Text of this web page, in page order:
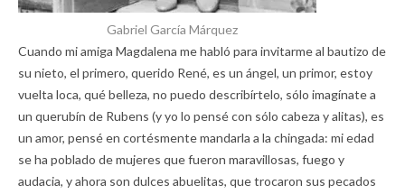
Gabriel García Márquez
Cuando mi amiga Magdalena me habló para invitarme al bautizo de
su nieto, el primero, querido René, es un ángel, un primor, estoy
vuelta loca, qué belleza, no puedo describírtelo, sólo imagínate a
un querubín de Rubens (y yo lo pensé con sólo cabeza y alitas), es
un amor, pensé en cortésmente mandarla a la chingada: mi edad
se ha poblado de mujeres que fueron maravillosas, fuego y
audacia, y ahora son dulces abuelitas, que trocaron sus pecados